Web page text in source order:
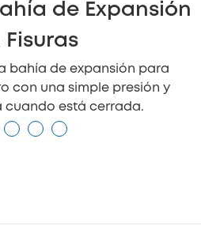
de Expansión
Fisuras
bahía de expansión para
con una simple presión y
cuando está cerrada.